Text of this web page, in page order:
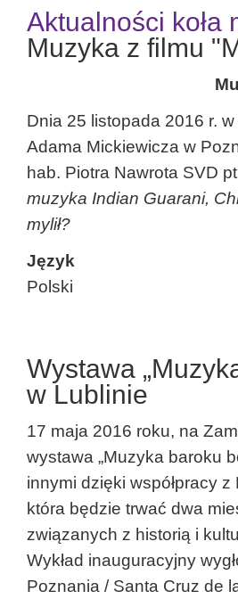
Aktualności koła
Muzyka z filmu
Dnia 25 listopada 2016 r.
Adama Mickiewicza w
hab. Piotra Nawrota SVD
muzyka Indian Guarani,
mylił?
Język
Polski
Wystawa
w Lublinie
17 maja 2016 roku, na
wystawa „Muzyka baroku
innymi dzięki współpracy
która będzie trwać dwa
związanych z historią i
Wykład inauguracyjny
Poznania / Santa Cruz de